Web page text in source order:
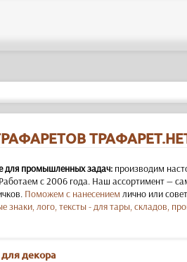
для промышленных задач:производим
с 2006 года. Наш ассортимент —
Поможем с нанесением лично или
знаки, лого, тексты - для тары, складов,
декора